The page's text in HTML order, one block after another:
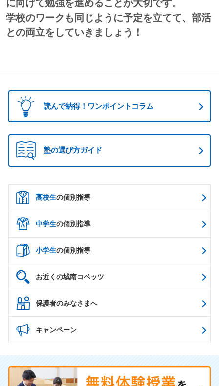
に向けて勉強を進めることが大切です。
学校のワークも同じように予定を立てて、部活
との両立をしていきましょう！
読んで納得！ワンポイントコラム
塾の選び方ガイド
高校生の個別指導
中学生の個別指導
小学生の個別指導
お近くの城南コベッツ
保護者のみなさまへ
キャンペーン